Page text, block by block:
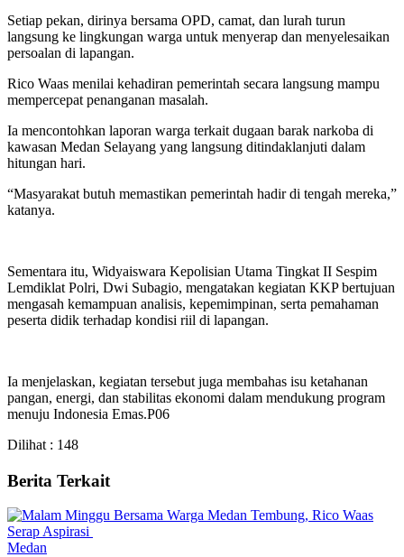
Setiap pekan, dirinya bersama OPD, camat, dan lurah turun
langsung ke lingkungan warga untuk menyerap dan menyelesaikan
persoalan di lapangan.
Rico Waas menilai kehadiran pemerintah secara langsung mampu
mempercepat penanganan masalah.
Ia mencontohkan laporan warga terkait dugaan barak narkoba di
kawasan Medan Selayang yang langsung ditindaklanjuti dalam
hitungan hari.
“Masyarakat butuh memastikan pemerintah hadir di tengah mereka,”
katanya.
Sementara itu, Widyaiswara Kepolisian Utama Tingkat II Sespim
Lemdiklat Polri, Dwi Subagio, mengatakan kegiatan KKP bertujuan
mengasah kemampuan analisis, kepemimpinan, serta pemahaman
peserta didik terhadap kondisi riil di lapangan.
Ia menjelaskan, kegiatan tersebut juga membahas isu ketahanan
pangan, energi, dan stabilitas ekonomi dalam mendukung program
menuju Indonesia Emas.P06
Dilihat : 148
Berita Terkait
Medan